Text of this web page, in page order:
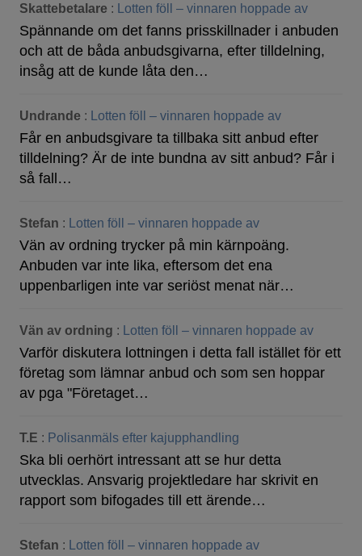
Skattebetalare : Lotten föll – vinnaren hoppade av
Spännande om det fanns prisskillnader i anbuden
och att de båda anbudsgivarna, efter tilldelning,
insåg att de kunde låta den…
Undrande : Lotten föll – vinnaren hoppade av
Får en anbudsgivare ta tillbaka sitt anbud efter
tilldelning? Är de inte bundna av sitt anbud? Får i
så fall…
Stefan : Lotten föll – vinnaren hoppade av
Vän av ordning trycker på min kärnpoäng.
Anbuden var inte lika, eftersom det ena
uppenbarligen inte var seriöst menat när…
Vän av ordning : Lotten föll – vinnaren hoppade av
Varför diskutera lottningen i detta fall istället för ett
företag som lämnar anbud och som sen hoppar
av pga "Företaget…
T.E : Polisanmäls efter kajupphandling
Ska bli oerhört intressant att se hur detta
utvecklas. Ansvarig projektledare har skrivit en
rapport som bifogades till ett ärende…
Stefan : Lotten föll – vinnaren hoppade av